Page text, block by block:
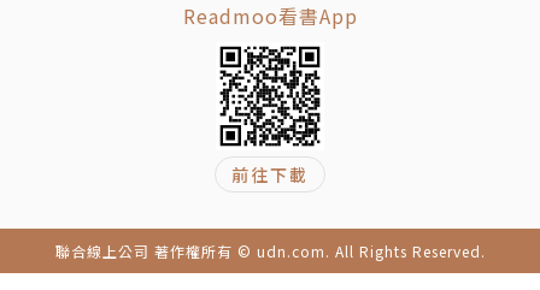
unswick Campus)心理學系。相信人生就像一本繪
本，擁有主角、故事以及不同的高潮迭起。每個人都在
創作屬於自己的繪本。我的繪本會是什麼樣子呢？我想
應該會是一本充滿著「美」、「花」與「幸福」的繪本
吧！譯有：《綠色先生的下午茶會》、《我親愛的小傢
伙》、《偷別人微笑的小偷》、《愛嘲笑別人的鸚鵡》
(以上由奧林文化出版)、《擠不進故事書裡的長頸
鹿》、《蟲蟲的彩色世界》(以上由大穎文化出版)。
Readmoo看書App
前往下載
聯合線上公司 著作權所有 © udn.com. All Rights Reserved.